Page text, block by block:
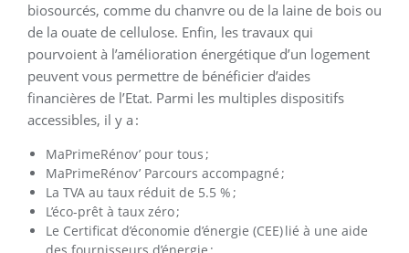
biosourcés, comme du chanvre ou de la laine de bois ou
de la ouate de cellulose. Enfin, les travaux qui
pourvoient à l’amélioration énergétique d’un logement
peuvent vous permettre de bénéficier d’aides
financières de l’Etat. Parmi les multiples dispositifs
accessibles, il y a :
MaPrimeRénov’ pour tous ;
MaPrimeRénov’ Parcours accompagné ;
La TVA au taux réduit de 5.5 % ;
L’éco-prêt à taux zéro ;
Le Certificat d’économie d’énergie (CEE) lié à une aide